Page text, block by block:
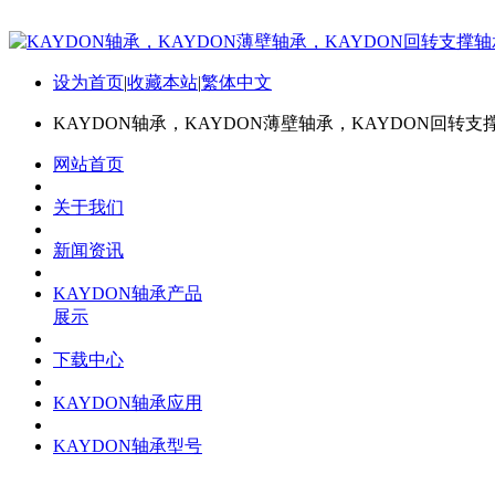
设为首页|收藏本站|繁体中文
KAYDON轴承，KAYDON薄壁轴承，KAYDON回转支
网站首页
关于我们
新闻资讯
KAYDON轴承产品
展示
下载中心
KAYDON轴承应用
KAYDON轴承型号